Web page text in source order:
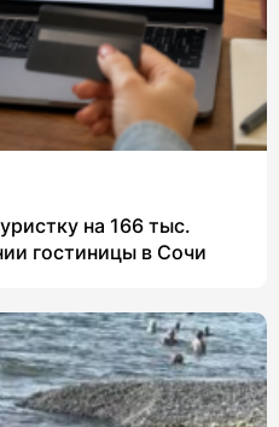
на 166 тыс.
гостиницы в Сочи